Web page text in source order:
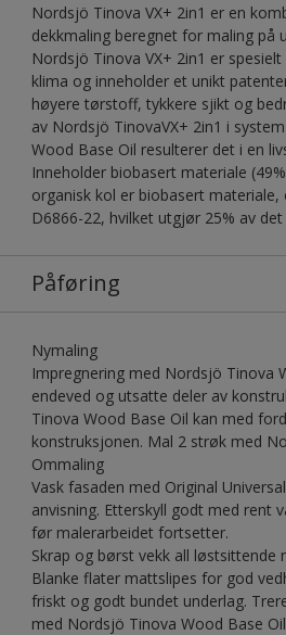
Nordsjö Tinova VX+ 2in1 er en
dekkmaling beregnet for maling på
Nordsjö Tinova VX+ 2in1 er
klima og inneholder et unikt
høyere tørstoff, tykkere sjikt og
av Nordsjö TinovaVX+ 2in1 i
Wood Base Oil resulterer det i en
Inneholder biobasert materiale
organisk kol er biobasert materiale,
D6866-22, hvilket utgjør 25% av
Påføring
Nymaling
Impregnering med Nordsjö Tinova
endeved og utsatte deler av
Tinova Wood Base Oil kan med
konstruksjonen. Mal 2 strøk med
Ommaling
Vask fasaden med Original
anvisning. Etterskyll godt med rent
før malerarbeidet fortsetter.
Skrap og børst vekk all løstsittende
Blanke flater mattslipes for god
friskt og godt bundet underlag.
med Nordsjö Tinova Wood Base